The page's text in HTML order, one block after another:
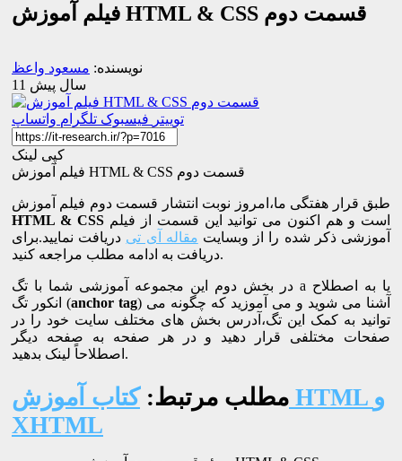
فیلم آموزش HTML & CSS قسمت دوم
نویسنده: مسعود واعظ
11 سال پیش
توییتر فیسبوک تلگرام واتساپ
کپی لینک
فیلم آموزش HTML & CSS قسمت دوم
طبق قرار هفتگی ما،امروز نوبت انتشار قسمت دوم فیلم آموزش
HTML & CSSاست و هم اکنون می توانید این قسمت از فیلم
آموزشی ذکر شده را از وبسایت مقاله آی تی دریافت نمایید.برای
دریافت به ادامه مطلب مراجعه کنید.
در بخش دوم این مجموعه آموزشی شما با تگ a یا به اصطلاح
انکور تگ (anchor tag) آشنا می شوید و می آموزید که چگونه می
توانید به کمک این تگ،آدرس بخش های مختلف سایت خود را در
صفحات مختلفی قرار دهید و در هر صفحه به صفحه دیگر
اصطلاحاً لینک بدهید.
مطلب مرتبط:کتاب آموزش HTML و
XHTML